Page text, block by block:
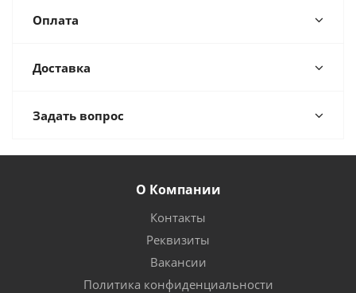
Оплата
Доставка
Задать вопрос
О Компании
Контакты
Реквизиты
Вакансии
Политика конфиденциальности